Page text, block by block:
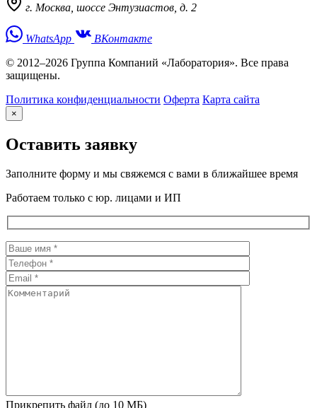
г. Москва, шоссе Энтузиастов, д. 2
WhatsApp
ВКонтакте
© 2012–2026 Группа Компаний «Лаборатория». Все права
защищены.
Политика конфиденциальности Оферта Карта сайта
×
Оставить заявку
Заполните форму и мы свяжемся с вами в ближайшее время
Работаем только с юр. лицами и ИП
Прикрепить файл (до 10 МБ)